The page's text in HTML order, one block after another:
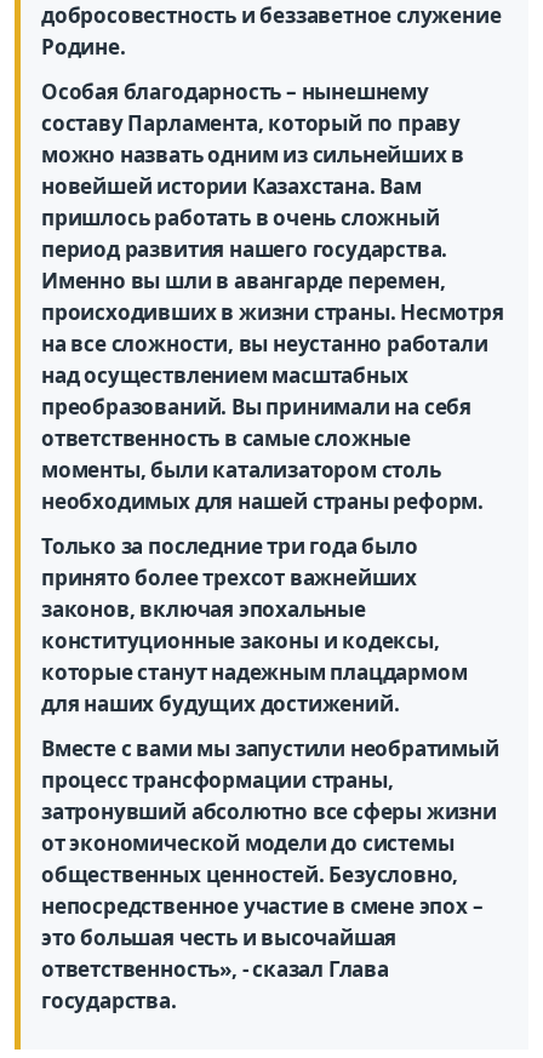
добросовестность и беззаветное служение
Родине.
Особая благодарность – нынешнему
составу Парламента, который по праву
можно назвать одним из сильнейших в
новейшей истории Казахстана. Вам
пришлось работать в очень сложный
период развития нашего государства.
Именно вы шли в авангарде перемен,
происходивших в жизни страны. Несмотря
на все сложности, вы неустанно работали
над осуществлением масштабных
преобразований. Вы принимали на себя
ответственность в самые сложные
моменты, были катализатором столь
необходимых для нашей страны реформ.
Только за последние три года было
принято более трехсот важнейших
законов, включая эпохальные
конституционные законы и кодексы,
которые станут надежным плацдармом
для наших будущих достижений.
Вместе с вами мы запустили необратимый
процесс трансформации страны,
затронувший абсолютно все сферы жизни
от экономической модели до системы
общественных ценностей. Безусловно,
непосредственное участие в смене эпох –
это большая честь и высочайшая
ответственность», - сказал Глава
государства.